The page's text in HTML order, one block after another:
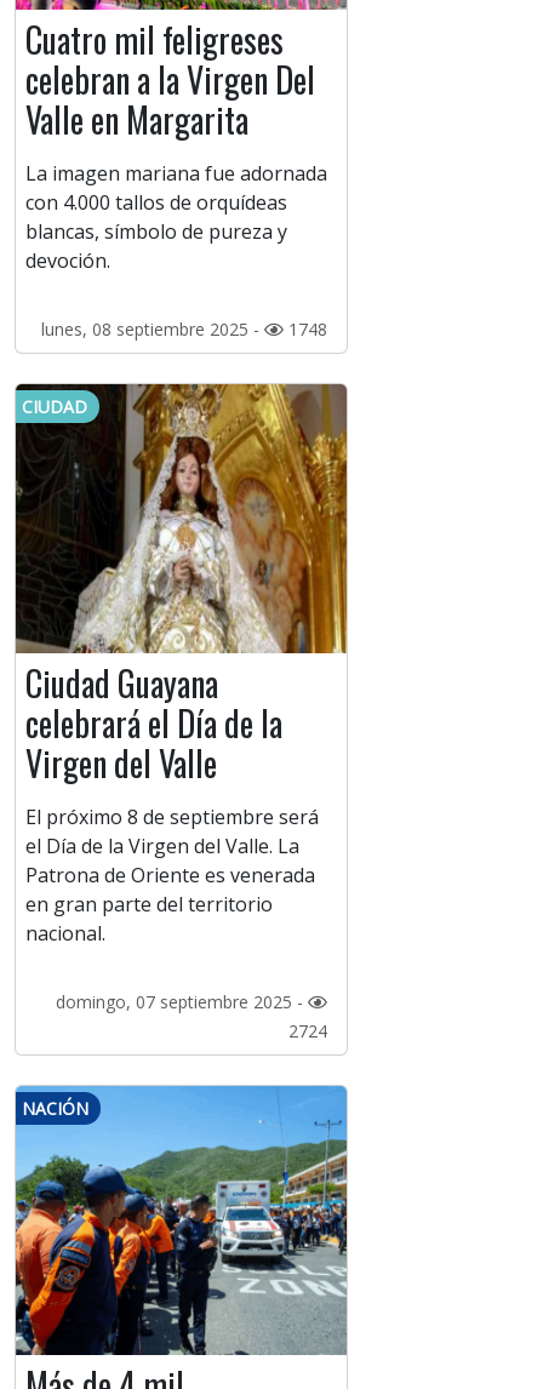
Cuatro mil feligreses
celebran a la Virgen Del
Valle en Margarita
La imagen mariana fue adornada
con 4.000 tallos de orquídeas
blancas, símbolo de pureza y
devoción.
lunes, 08 septiembre 2025 - 1748
CIUDAD
Ciudad Guayana
celebrará el Día de la
Virgen del Valle
El próximo 8 de septiembre será
el Día de la Virgen del Valle. La
Patrona de Oriente es venerada
en gran parte del territorio
nacional.
domingo, 07 septiembre 2025 -
2724
NACIÓN